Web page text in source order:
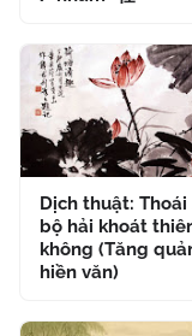
Dịch thuật:
bộ hải khoát
không (Tăng
hiền văn)